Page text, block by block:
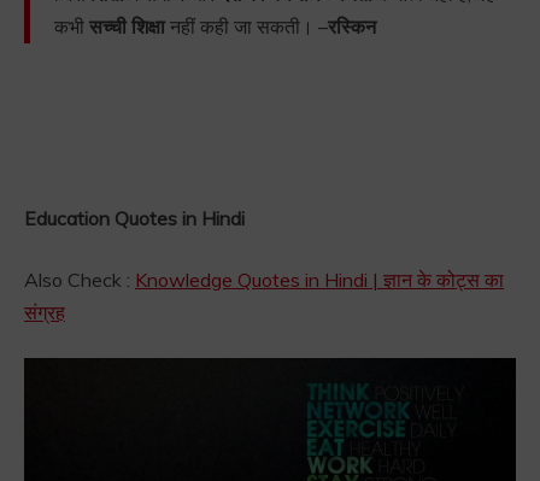
कभी सच्ची शिक्षानहीं कही जा सकती। –रस्किन
Education Quotes in Hindi
Also Check : Knowledge Quotes in Hindi | ज्ञान के कोट्स का
संग्रह